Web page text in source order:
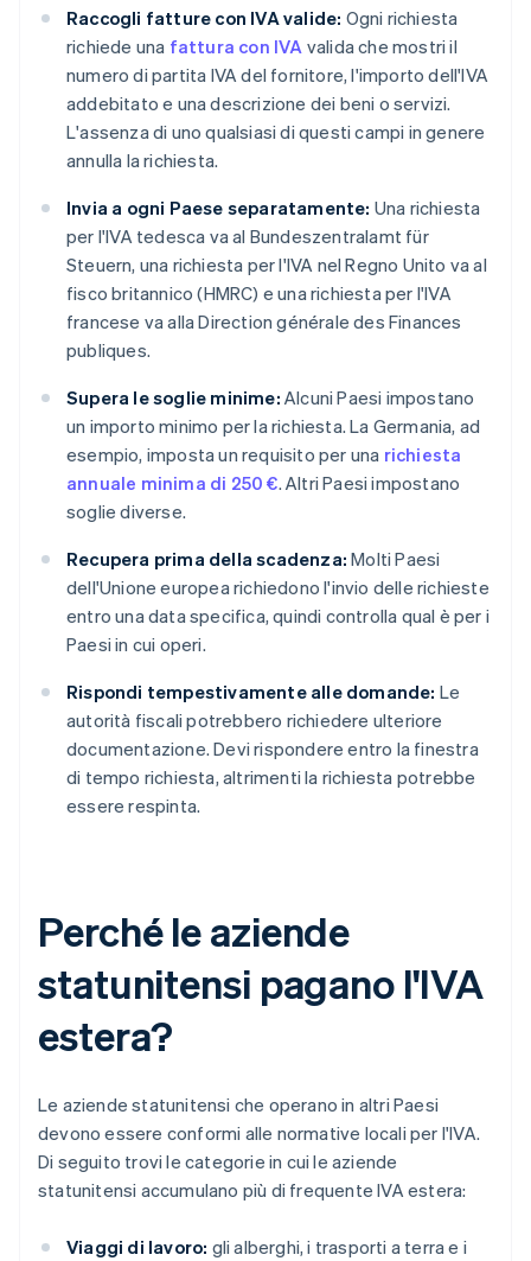
Raccogli fatture con IVA valide: Ogni richiesta
richiede una fattura con IVA valida che mostri il
numero di partita IVA del fornitore, l'importo dell'IVA
addebitato e una descrizione dei beni o servizi.
L'assenza di uno qualsiasi di questi campi in genere
annulla la richiesta.
Invia a ogni Paese separatamente: Una richiesta
per l'IVA tedesca va al Bundeszentralamt für
Steuern, una richiesta per l'IVA nel Regno Unito va al
fisco britannico (HMRC) e una richiesta per l'IVA
francese va alla Direction générale des Finances
publiques.
Supera le soglie minime: Alcuni Paesi impostano
un importo minimo per la richiesta. La Germania, ad
esempio, imposta un requisito per una richiesta
annuale minima di 250 €. Altri Paesi impostano
soglie diverse.
Recupera prima della scadenza: Molti Paesi
dell'Unione europea richiedono l'invio delle richieste
entro una data specifica, quindi controlla qual è per i
Paesi in cui operi.
Rispondi tempestivamente alle domande: Le
autorità fiscali potrebbero richiedere ulteriore
documentazione. Devi rispondere entro la finestra
di tempo richiesta, altrimenti la richiesta potrebbe
essere respinta.
Perché le aziende
statunitensi pagano l'IVA
estera?
Le aziende statunitensi che operano in altri Paesi
devono essere conformi alle normative locali per l'IVA.
Di seguito trovi le categorie in cui le aziende
statunitensi accumulano più di frequente IVA estera:
Viaggi di lavoro: gli alberghi, i trasporti a terra e i